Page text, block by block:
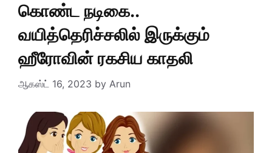
கொண்ட நடிகை..
வயித்தெரிச்சலில் இருக்கும்
ஹீரோவின் ரகசிய காதலி
ஆகஸ்ட் 16, 2023 by Arun